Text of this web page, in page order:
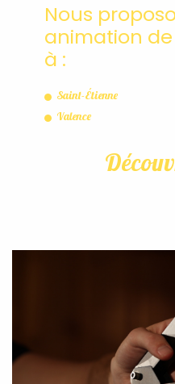
Nous
animation
à :
Saint-Étienne
Valence